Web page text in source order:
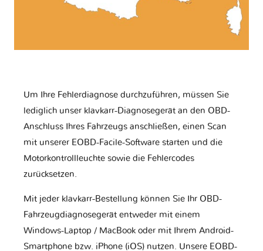
Um Ihre Fehlerdiagnose durchzuführen, müssen Sie
lediglich unser klavkarr-Diagnosegerät an den OBD-
Anschluss Ihres Fahrzeugs anschließen, einen Scan
mit unserer EOBD-Facile-Software starten und die
Motorkontrollleuchte sowie die Fehlercodes
zurücksetzen.
Mit jeder klavkarr-Bestellung können Sie Ihr OBD-
Fahrzeugdiagnosegerät entweder mit einem
Windows-Laptop / MacBook oder mit Ihrem Android-
Smartphone bzw. iPhone (iOS) nutzen. Unsere EOBD-